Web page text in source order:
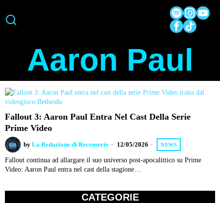
Aaron Paul
Fallout 3: Aaron Paul Entra Nel Cast Della Serie
Prime Video
by La Redazione di Recenserie 12/05/2026 NEWS
Fallout continua ad allargare il suo universo post-apocalittico su Prime
Video: Aaron Paul entra nel cast della stagione…
CATEGORIE